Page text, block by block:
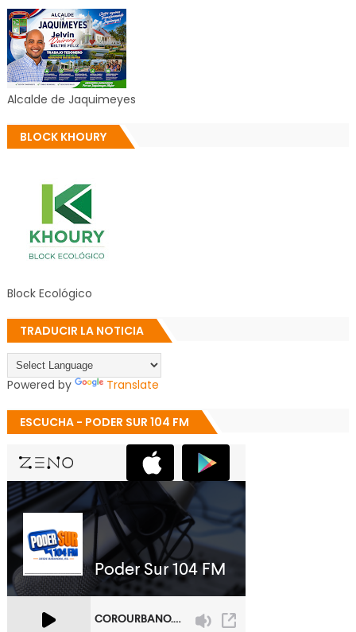
Alcalde de Jaquimeyes
BLOCK KHOURY
Block Ecológico
TRADUCIR LA NOTICIA
Powered by Translate
ESCUCHA - PODER SUR 104 FM